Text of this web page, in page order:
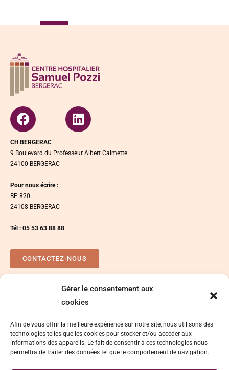
Gérer le consentement aux
cookies
Afin de vous offrir la meilleure expérience sur notre site, nous utilisons des
technologies telles que les cookies pour stocker et/ou accéder aux
informations des appareils. Le fait de consentir à ces technologies nous
permettra de traiter des données tel que le comportement de navigation.
CH BERGERAC
9 Boulevard du Professeur Albert Calmette
24100 BERGERAC
Pour nous écrire :
BP 820
24108 BERGERAC
Tél : 05 53 63 88 88
CONTACTEZ-NOUS
Espace presse